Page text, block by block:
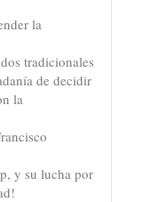
la
tradicionales
de decidir
la
y su lucha por